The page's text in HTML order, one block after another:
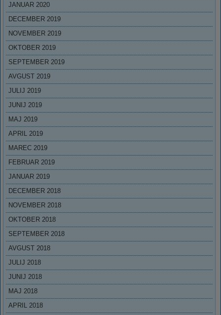
JANUAR 2020
DECEMBER 2019
NOVEMBER 2019
OKTOBER 2019
SEPTEMBER 2019
AVGUST 2019
JULIJ 2019
JUNIJ 2019
MAJ 2019
APRIL 2019
MAREC 2019
FEBRUAR 2019
JANUAR 2019
DECEMBER 2018
NOVEMBER 2018
OKTOBER 2018
SEPTEMBER 2018
AVGUST 2018
JULIJ 2018
JUNIJ 2018
MAJ 2018
APRIL 2018